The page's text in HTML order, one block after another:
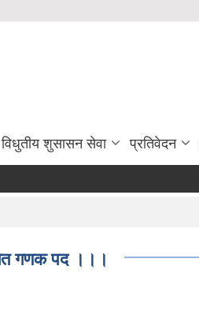
विधुतीय शुसासन सेवा प्रतिवेदन
गणक पद ।।।